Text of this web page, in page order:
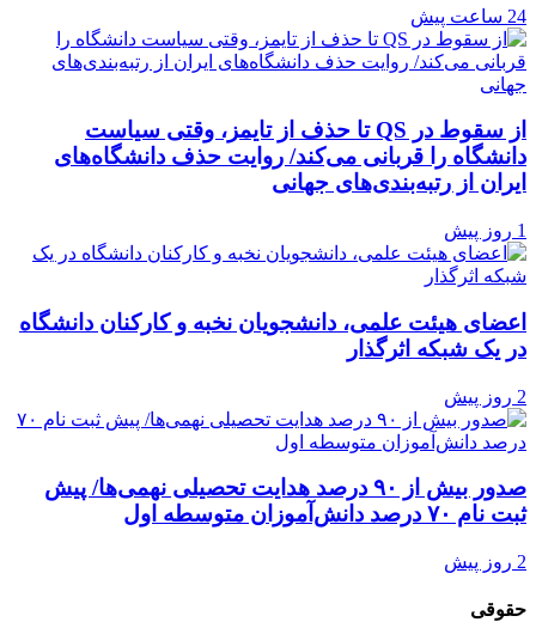
24 ساعت پیش
از سقوط در QS تا حذف از تایمز، وقتی سیاست
دانشگاه را قربانی می‌کند/ روایت حذف دانشگاه‌های
ایران از رتبه‌بندی‌های جهانی
1 روز پیش
اعضای هیئت علمی، دانشجویان نخبه و کارکنان دانشگاه
در یک شبکه‌ اثرگذار
2 روز پیش
صدور بیش از ۹۰ درصد هدایت تحصیلی نهمی‌ها/ پیش
ثبت نام ۷۰ درصد دانش‌آموزان متوسطه اول
2 روز پیش
حقوقی